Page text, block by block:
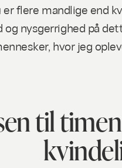
flere mandlige end
nysgerrighed på
hvor jeg
til